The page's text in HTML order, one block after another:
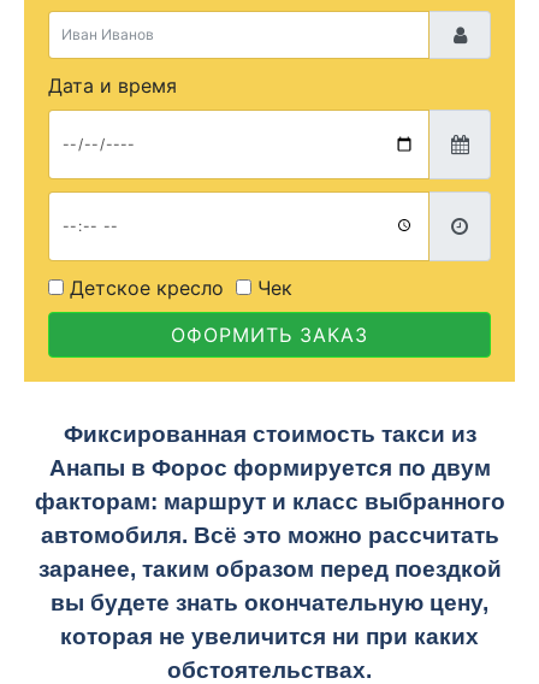
Дата и время
Детское кресло
Чек
ОФОРМИТЬ ЗАКАЗ
Фиксированная стоимость такси из
Анапы в Форос формируется по двум
факторам: маршрут и класс выбранного
автомобиля. Всё это можно рассчитать
заранее, таким образом перед поездкой
вы будете знать окончательную цену,
которая не увеличится ни при каких
обстоятельствах.